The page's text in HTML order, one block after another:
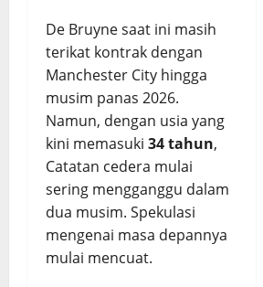
De Bruyne saat ini masih
terikat kontrak dengan
Manchester City hingga
musim panas 2026.
Namun, dengan usia yang
kini memasuki 34 tahun,
Catatan cedera mulai
sering mengganggu dalam
dua musim. Spekulasi
mengenai masa depannya
mulai mencuat.